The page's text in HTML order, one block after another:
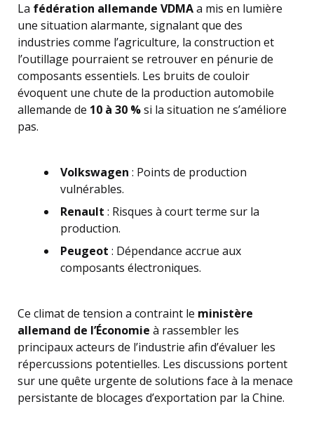
La fédération allemande VDMAa mis en lumière
une situation alarmante, signalant que des
industries comme l’agriculture, la construction et
l’outillage pourraient se retrouver en pénurie de
composants essentiels. Les bruits de couloir
évoquent une chute de la production automobile
allemande de 10 à 30 %si la situation ne s’améliore
pas.
Volkswagen : Points de production
vulnérables.
Renault : Risques à court terme sur la
production.
Peugeot : Dépendance accrue aux
composants électroniques.
Ce climat de tension a contraint le ministère
allemand de l’Économie à rassembler les
principaux acteurs de l’industrie afin d’évaluer les
répercussions potentielles. Les discussions portent
sur une quête urgente de solutions face à la menace
persistante de blocages d’exportation par la Chine.